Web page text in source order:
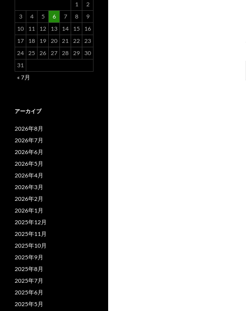
1
2
3
4 5 6 7 8
9
10
11 12 13 14 15
16
17
18 19 20 21 22 23
24 25 26 27 28 29
30
31
« 7月
アーカイブ
2026年8月
2026年7月
2026年6月
2026年5月
2026年4月
2026年3月
2026年2月
2026年1月
2025年12月
2025年11月
2025年10月
2025年9月
2025年8月
2025年7月
2025年6月
2025年5月